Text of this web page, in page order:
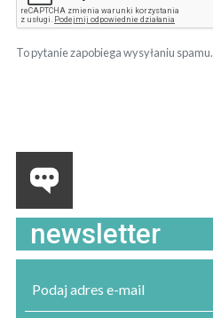
To pytanie zapobiega wysyłaniu spamu.
newsletter